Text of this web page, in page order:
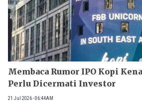
Membaca Rumor IPO Kopi
Perlu Dicermati Investor
21 Jul 2026 - 06:44AM